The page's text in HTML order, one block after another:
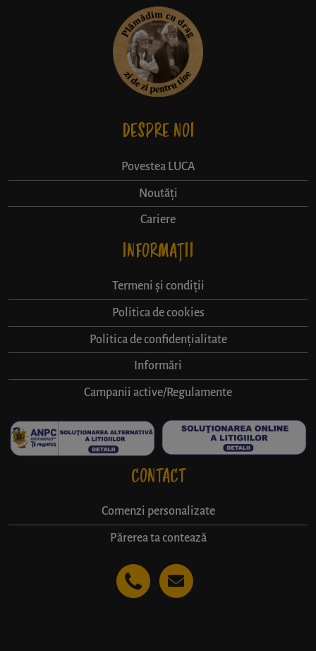
DESPRE NOI
Povestea LUCA
Noutăți
Cariere
INFORMAȚII
Termeni și condiții
Politica de cookies
Politica de confidențialitate
Informări
Campanii active/Regulamente
CONTACT
Comenzi personalizate
Părerea ta contează